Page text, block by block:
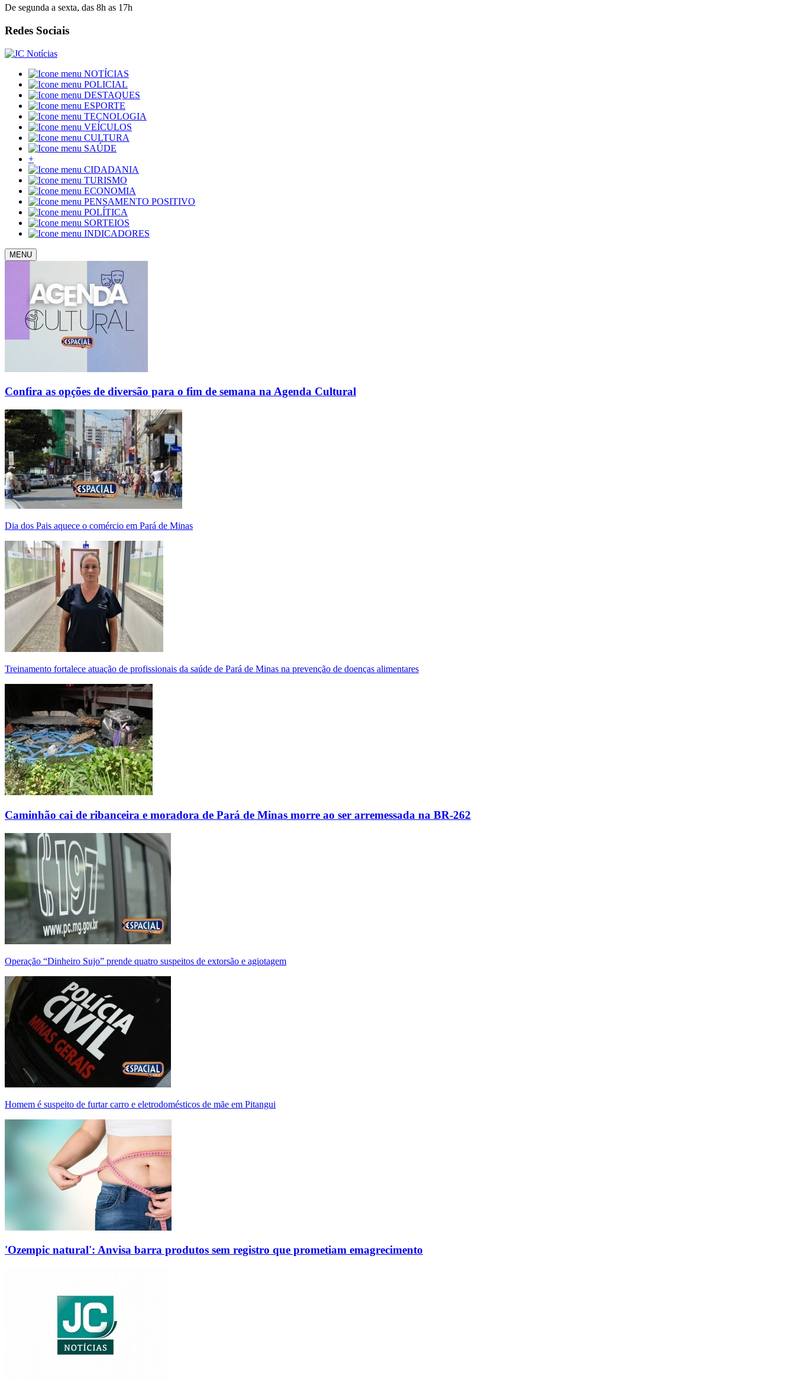
De segunda a sexta, das 8h as 17h
Redes Sociais
NOTÍCIAS
POLICIAL
DESTAQUES
ESPORTE
TECNOLOGIA
VEÍCULOS
CULTURA
SAÚDE
+
CIDADANIA
TURISMO
ECONOMIA
PENSAMENTO POSITIVO
POLÍTICA
SORTEIOS
INDICADORES
MENU
Confira as opções de diversão para o fim de semana na Agenda Cultural
Dia dos Pais aquece o comércio em Pará de Minas
Treinamento fortalece atuação de profissionais da saúde de Pará de Minas na prevenção de doenças alimentares
Caminhão cai de ribanceira e moradora de Pará de Minas morre ao ser arremessada na BR-262
Operação “Dinheiro Sujo” prende quatro suspeitos de extorsão e agiotagem
Homem é suspeito de furtar carro e eletrodomésticos de mãe em Pitangui
'Ozempic natural': Anvisa barra produtos sem registro que prometiam emagrecimento